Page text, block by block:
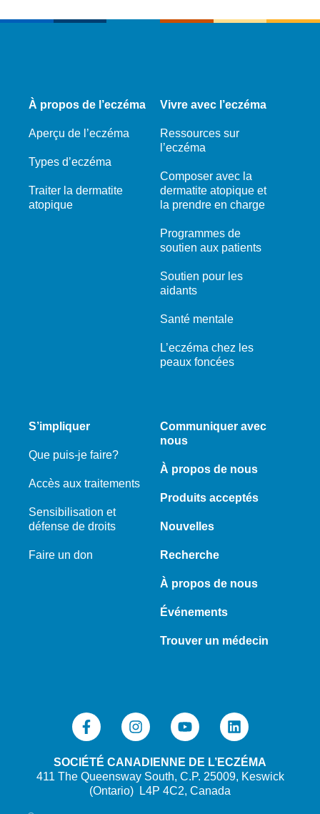
À propos de l’eczéma
Aperçu de l’eczéma
Types d’eczéma
Traiter la dermatite
atopique
Vivre avec l’eczéma
Ressources sur
l’eczéma
Composer avec la
dermatite atopique et
la prendre en charge
Programmes de
soutien aux patients
Soutien pour les
aidants
Santé mentale
L’eczéma chez les
peaux foncées
S’impliquer
Que puis-je faire?
Accès aux traitements
Sensibilisation et
défense de droits
Faire un don
Communiquer avec
nous
À propos de nous
Produits acceptés
Nouvelles
Recherche
À propos de nous
Événements
Trouver un médecin
SOCIÉTÉ CANADIENNE DE L’ECZÉMA
411 The Queensway South, C.P. 25009, Keswick
(Ontario) L4P 4C2, Canada